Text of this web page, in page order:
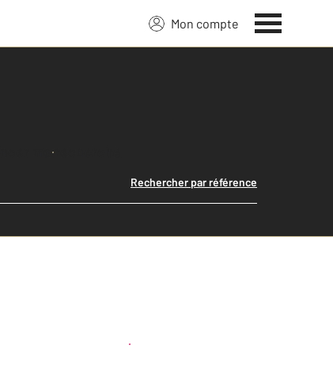
Mon compte
Lancer ma recherche
Rechercher par référence
Créer une alerte